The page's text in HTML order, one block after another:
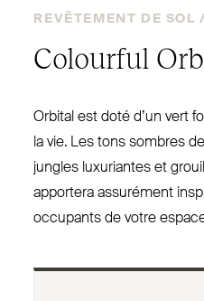
REVÊTEMENT DE SOL /
Colourful
Orbital est doté d’un vert
la vie. Les tons sombres
jungles luxu­riantes et
apportera assurément
occupants de votre